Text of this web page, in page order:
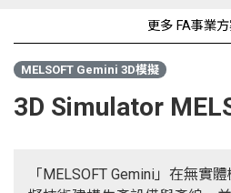
更多 FA事業
MELSOFT Gemini 3D模擬
3D Simulator
「MELSOFT Gemini」在無實